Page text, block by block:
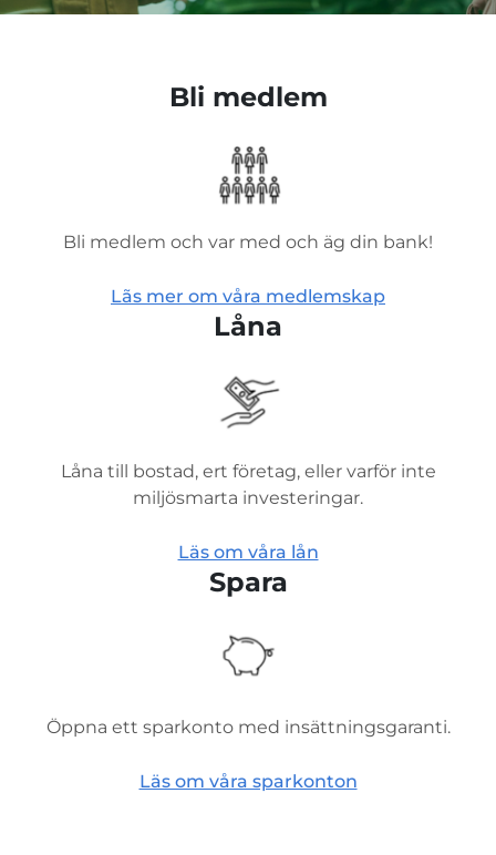
Bli medlem
Bli medlem och var med och äg din bank!
Lãs mer om våra medlemskap
Låna
Låna till bostad, ert företag, eller varför inte
miljösmarta investeringar.
Läs om våra lån
Spara
Öppna ett sparkonto med insättningsgaranti.
Läs om våra sparkonton